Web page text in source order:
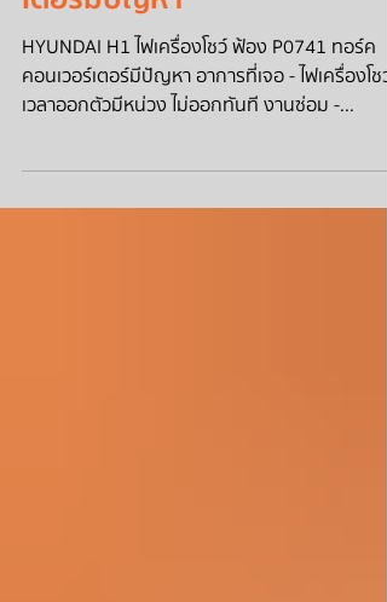
HYUNDAI H1 ไฟเครื่องโชว์
ฟ้อง P0741 ทอร์คคอนเวอร์
เตอร์มีปัญหา
HYUNDAI H1 ไฟเครื่องโชว์ ฟ้อง P0741 ทอร์ค